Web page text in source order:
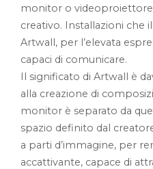
monitor o
creativo. Installazioni che
Artwall, per l’elevata
capaci di comunicare.
Il significato di Artwall è
alla creazione di
monitor è separato da
spazio definito dal
a parti d’immagine, per
accattivante, capace di